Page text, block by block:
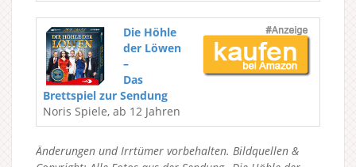
Die Höhle
der Löwen
–
Das
Brettspiel zur Sendung
Noris Spiele, ab 12 Jahren
Änderungen und Irrtümer vorbehalten. Bildquellen &